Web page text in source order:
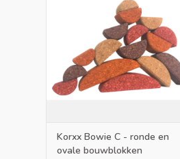
ook als startset een uitdagende
blokkenset.
TOEVOEGEN AAN WINKELWAGEN
Korxx Bowie C - ronde en
ovale bouwblokken